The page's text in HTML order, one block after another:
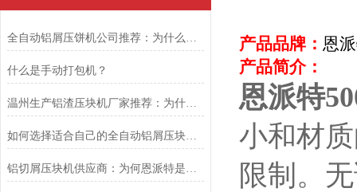
全自动铝屑压饼机公司推荐：为什么恩派特是您的理想选择？
什么是手动打包机？
温州生产铝渣压块机厂家推荐：为什么恩派特值得信赖？
如何选择适合自己的全自动铝屑压块机——为什么恩派特是更值得考虑的选择
铝切屑压块机供应商：为何恩派特是您优化处理流程的理想选择？
产品品牌： 恩
产品简介：
恩派特
小和材
限制。